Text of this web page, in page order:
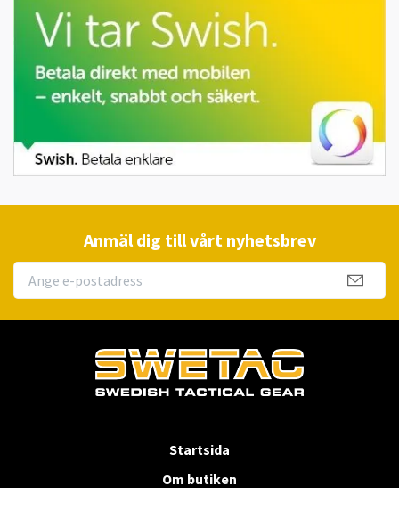
Anmäl dig till vårt nyhetsbrev
Startsida
Om butiken